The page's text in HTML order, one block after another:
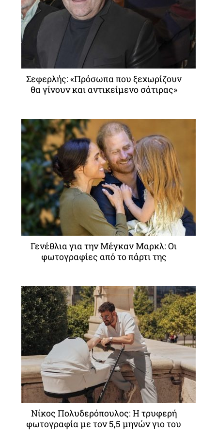
Σεφερλής: «Πρόσωπα που ξεχωρίζουν
θα γίνουν και αντικείμενο σάτιρας»
Γενέθλια για την Μέγκαν Μαρκλ: Οι
φωτογραφίες από το πάρτι της
Νίκος Πολυδερόπουλος: Η τρυφερή
φωτογραφία με τον 5,5 μηνών γιο του